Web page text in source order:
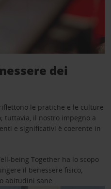
dei
le pratiche e le culture
tuttavia, il nostro impegno a
e significativi è coerente in
being Together ha lo scopo
il benessere fisico,
abitudini sane.